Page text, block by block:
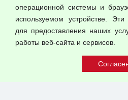
© 2026 ООО "Феникс"
операционной системы и
используемом устройстве.
для предоставления наших
работы веб-сайта и сервисов.